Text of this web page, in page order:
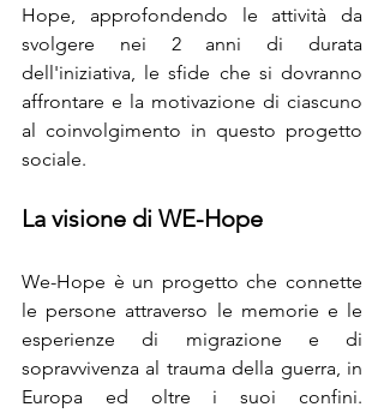
Hope, approfondendo le attività da
svolgere nei 2 anni di durata
dell'iniziativa, le sfide che si dovranno
affrontare e la motivazione di ciascuno
al coinvolgimento in questo progetto
sociale.
La visione di WE-Hope
We-Hope è un progetto che connette
le persone attraverso le memorie e le
esperienze di migrazione e di
sopravvivenza al trauma della guerra, in
Europa ed oltre i suoi confini.